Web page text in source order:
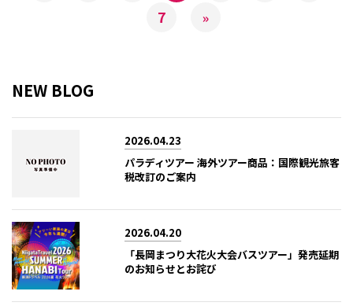
7
»
NEW BLOG
2026.04.23
パラディツアー 海外ツアー商品：国際観光旅客
税改訂のご案内
2026.04.20
「長岡まつり大花火大会バスツアー」発売延期
のお知らせとお詫び